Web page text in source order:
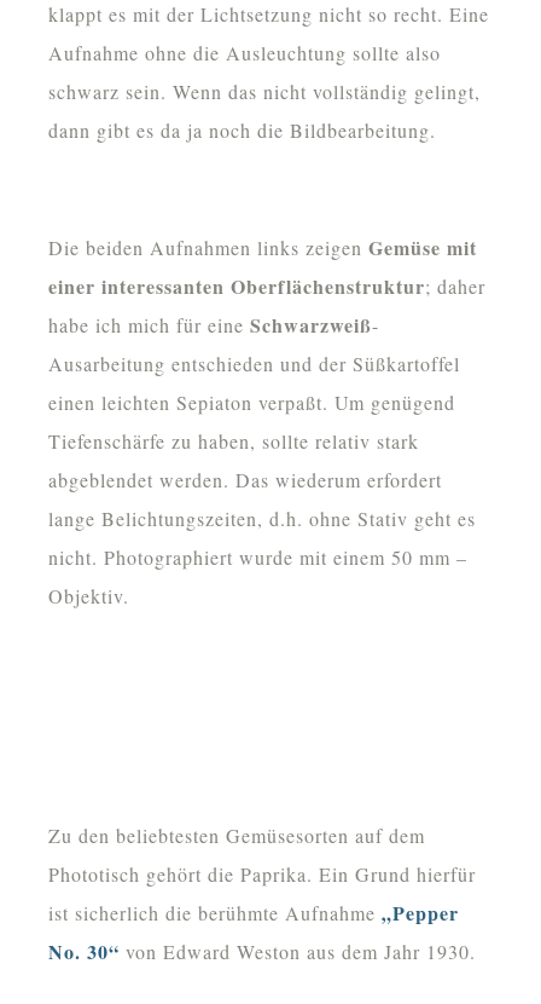
klappt es mit der Lichtsetzung nicht so recht. Eine
Aufnahme ohne die Ausleuchtung sollte also
schwarz sein. Wenn das nicht vollständig gelingt,
dann gibt es da ja noch die Bildbearbeitung.
Die beiden Aufnahmen links zeigen Gemüse mit
einer interessanten Oberflächenstruktur; daher
habe ich mich für eine Schwarzweiß-
Ausarbeitung entschieden und der Süßkartoffel
einen leichten Sepiaton verpaßt. Um genügend
Tiefenschärfe zu haben, sollte relativ stark
abgeblendet werden. Das wiederum erfordert
lange Belichtungszeiten, d.h. ohne Stativ geht es
nicht. Photographiert wurde mit einem 50 mm –
Objektiv.
Zu den beliebtesten Gemüsesorten auf dem
Phototisch gehört die Paprika. Ein Grund hierfür
ist sicherlich die berühmte Aufnahme „Pepper
No. 30“ von Edward Weston aus dem Jahr 1930.